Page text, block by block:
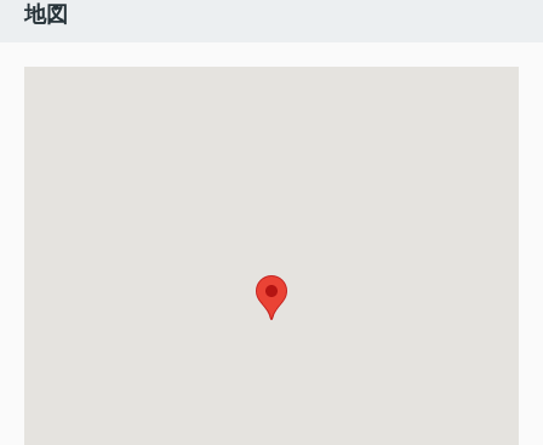
地図